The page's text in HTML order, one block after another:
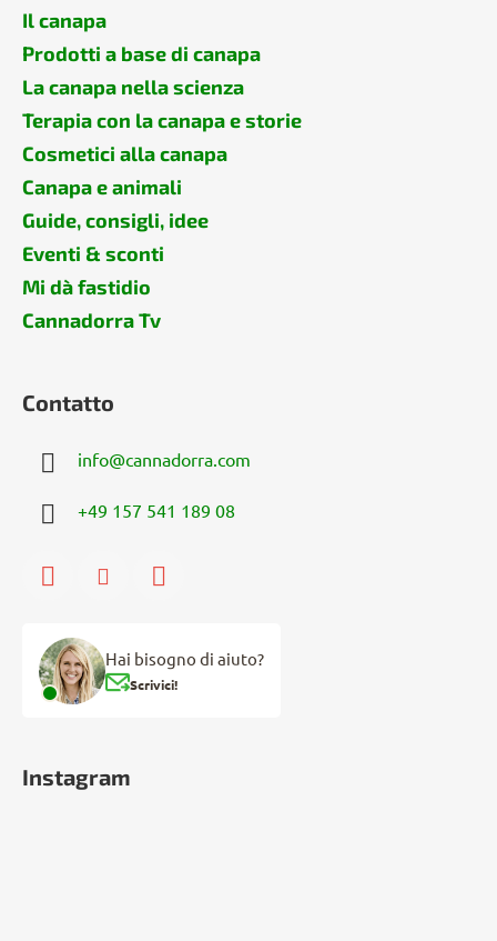
Il canapa
Prodotti a base di canapa
La canapa nella scienza
Terapia con la canapa e storie
Cosmetici alla canapa
Canapa e animali
Guide, consigli, idee
Eventi & sconti
Mi dà fastidio
Cannadorra Tv
Contatto
info@cannadorra.com
+49 157 541 189 08
Hai bisogno di aiuto?
Scrivici!
Instagram